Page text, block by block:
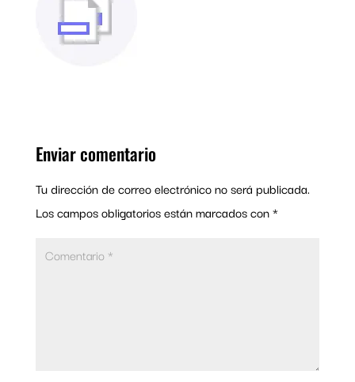
Enviar comentario
Tu dirección de correo electrónico no será publicada.
Los campos obligatorios están marcados con*